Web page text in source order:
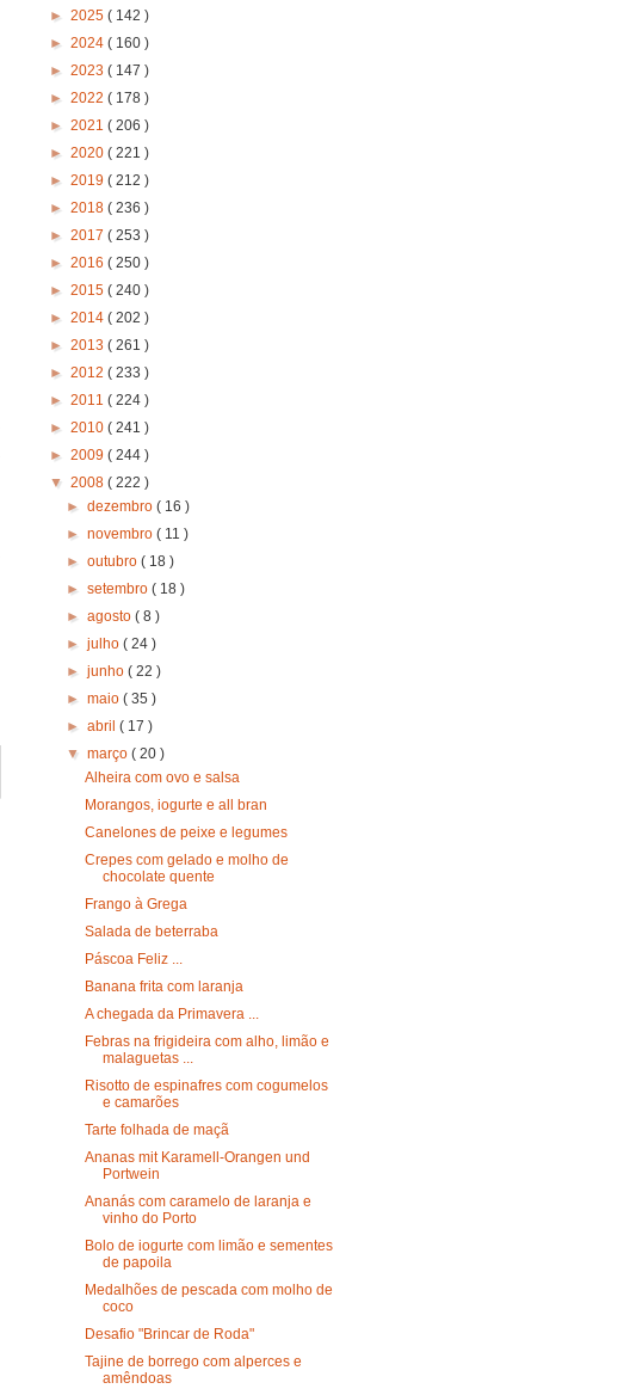
► 2025 ( 142 )
► 2024 ( 160 )
► 2023 ( 147 )
► 2022 ( 178 )
► 2021 ( 206 )
► 2020 ( 221 )
► 2019 ( 212 )
► 2018 ( 236 )
► 2017 ( 253 )
► 2016 ( 250 )
► 2015 ( 240 )
► 2014 ( 202 )
► 2013 ( 261 )
► 2012 ( 233 )
► 2011 ( 224 )
► 2010 ( 241 )
► 2009 ( 244 )
▼ 2008 ( 222 )
►dezembro( 16 )
►novembro( 11 )
►outubro( 18 )
►setembro( 18 )
►agosto( 8 )
►julho( 24 )
►junho( 22 )
►maio( 35 )
►abril( 17 )
▼março( 20 )
Alheira com ovo e salsa
Morangos, iogurte e all bran
Canelones de peixe e legumes
Crepes com gelado e molho de
chocolate quente
Frango à Grega
Salada de beterraba
Páscoa Feliz ...
Banana frita com laranja
A chegada da Primavera ...
Febras na frigideira com alho, limão e
malaguetas ...
Risotto de espinafres com cogumelos
e camarões
Tarte folhada de maçã
Ananas mit Karamell-Orangen und
Portwein
Ananás com caramelo de laranja e
vinho do Porto
Bolo de iogurte com limão e sementes
de papoila
Medalhões de pescada com molho de
coco
Desafio "Brincar de Roda"
Tajine de borrego com alperces e
amêndoas